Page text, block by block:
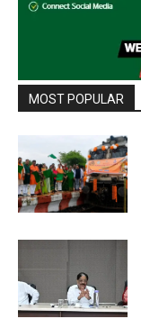
MOST POPULAR